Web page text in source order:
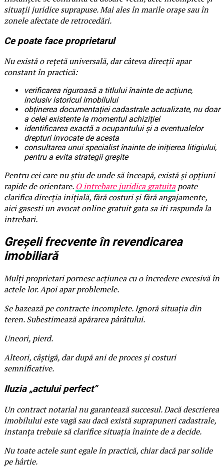
situații juridice suprapuse. Mai ales în marile orașe sau în
zonele afectate de retrocedări.
Ce poate face proprietarul
Nu există o rețetă universală, dar câteva direcții apar
constant în practică:
verificarea riguroasă a titlului înainte de acțiune,
inclusiv istoricul imobilului
obținerea documentației cadastrale actualizate, nu doar
a celei existente la momentul achiziției
identificarea exactă a ocupantului și a eventualelor
drepturi invocate de acesta
consultarea unui specialist înainte de inițierea litigiului,
pentru a evita strategii greșite
Pentru cei care nu știu de unde să înceapă, există și opțiuni
rapide de orientare. O intrebare juridica gratuitapoate
clarifica direcția inițială, fără costuri și fără angajamente,
aici gasesti un avocat online gratuit gata sa iti raspunda la
intrebari.
Greșeli frecvente în revendicarea
imobiliară
Mulți proprietari pornesc acțiunea cu o încredere excesivă în
actele lor. Apoi apar problemele.
Se bazează pe contracte incomplete. Ignoră situația din
teren. Subestimează apărarea pârâtului.
Uneori, pierd.
Alteori, câștigă, dar după ani de proces și costuri
semnificative.
Iluzia „actului perfect”
Un contract notarial nu garantează succesul. Dacă descrierea
imobilului este vagă sau dacă există suprapuneri cadastrale,
instanța trebuie să clarifice situația înainte de a decide.
Nu toate actele sunt egale în practică, chiar dacă par solide
pe hârtie.